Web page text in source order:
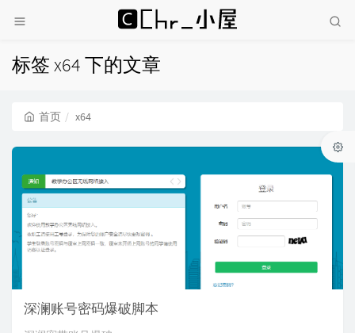
标签 x64 下的文章
首页 x64
深澜账号密码爆破脚本